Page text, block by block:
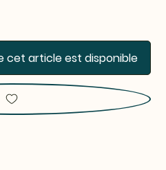
cet article est disponible